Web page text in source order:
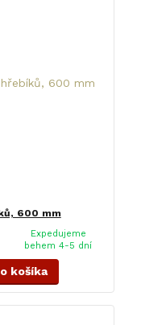
600 mm
Expedujeme
behem 4-5 dní
košíka